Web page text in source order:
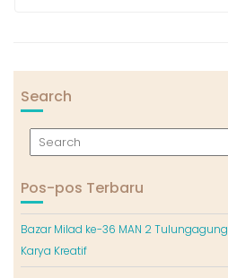
Search
Pos-pos Terbaru
Bazar Milad ke-36 MAN 2
Karya Kreatif